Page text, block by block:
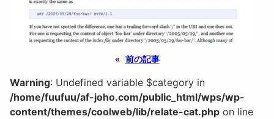
« 前の記事
Warning: Undefined variable $category in
/home/fuufuu/af-joho.com/public_html/wps/wp-
content/themes/coolweb/lib/relate-cat.php on line